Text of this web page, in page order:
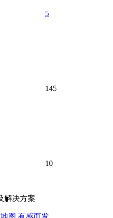
5
145
10
解决方案
图 有感而发